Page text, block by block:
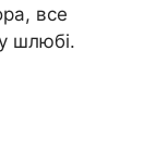
все
шлюбі.